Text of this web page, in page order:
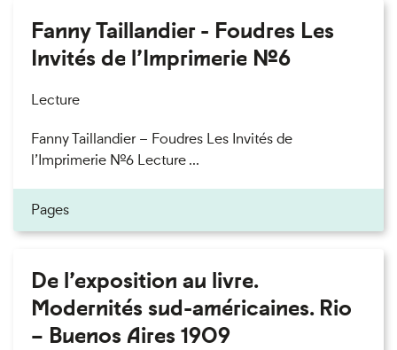
Fanny Taillandier - Foudres Les
Invités de l’Imprimerie n°6
Lecture
Fanny Taillandier – Foudres Les Invités de
l’Imprimerie n°6 Lecture ...
Pages
De l’exposition au livre.
Modernités sud-américaines. Rio
– Buenos Aires 1909